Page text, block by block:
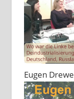
Eugen